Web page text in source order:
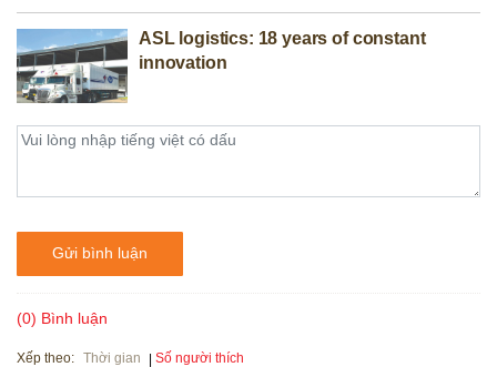
ASL logistics: 18 years of constant
innovation
Gửi bình luận
(0) Bình luận
Xếp theo: Thời gian Số người thích